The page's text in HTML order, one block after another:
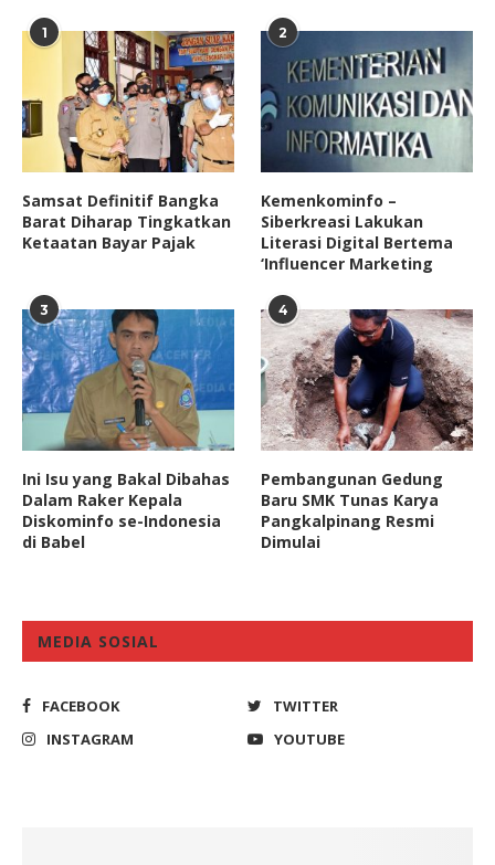
1
Samsat Definitif Bangka
Barat Diharap Tingkatkan
Ketaatan Bayar Pajak
2
Kemenkominfo –
Siberkreasi Lakukan
Literasi Digital Bertema
‘Influencer Marketing
3
Ini Isu yang Bakal Dibahas
Dalam Raker Kepala
Diskominfo se-Indonesia
di Babel
4
Pembangunan Gedung
Baru SMK Tunas Karya
Pangkalpinang Resmi
Dimulai
MEDIA SOSIAL
FACEBOOK
TWITTER
INSTAGRAM
YOUTUBE